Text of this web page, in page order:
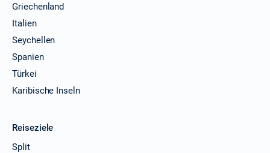
Griechenland
Italien
Seychellen
Spanien
Türkei
Karibische Inseln
Reiseziele
Split